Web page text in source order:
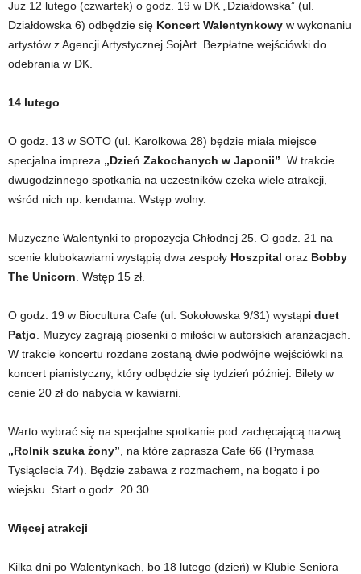
Już 12 lutego (czwartek) o godz. 19 w DK „Działdowska” (ul.
Działdowska 6) odbędzie się Koncert Walentynkowy w wykonaniu
artystów z Agencji Artystycznej SojArt. Bezpłatne wejściówki do
odebrania w DK.
14 lutego
O godz. 13 w SOTO (ul. Karolkowa 28) będzie miała miejsce
specjalna impreza „Dzień Zakochanych w Japonii” . W trakcie
dwugodzinnego spotkania na uczestników czeka wiele atrakcji,
wśród nich np. kendama. Wstęp wolny.
Muzyczne Walentynki to propozycja Chłodnej 25. O godz. 21 na
scenie klubokawiarni wystąpią dwa zespoły Hoszpital oraz Bobby
The Unicorn . Wstęp 15 zł.
O godz. 19 w Biocultura Cafe (ul. Sokołowska 9/31) wystąpi duet
Patjo . Muzycy zagrają piosenki o miłości w autorskich aranżacjach.
W trakcie koncertu rozdane zostaną dwie podwójne wejściówki na
koncert pianistyczny, który odbędzie się tydzień później. Bilety w
cenie 20 zł do nabycia w kawiarni.
Warto wybrać się na specjalne spotkanie pod zachęcającą nazwą
„Rolnik szuka żony” , na które zaprasza Cafe 66 (Prymasa
Tysiąclecia 74). Będzie zabawa z rozmachem, na bogato i po
wiejsku. Start o godz. 20.30.
Więcej atrakcji
Kilka dni po Walentynkach, bo 18 lutego (dzień) w Klubie Seniora